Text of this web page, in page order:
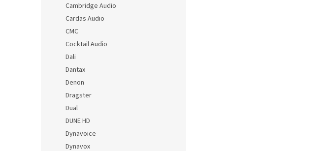
Cambridge Audio
Cardas Audio
CMC
Cocktail Audio
Dali
Dantax
Denon
Dragster
Dual
DUNE HD
Dynavoice
Dynavox